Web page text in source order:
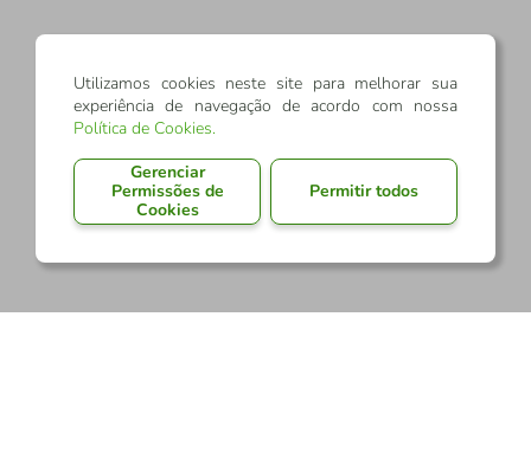
Utilizamos cookies neste site para melhorar sua
experiência de navegação de acordo com nossa
Política de Cookies.
Gerenciar
Permissões de
Cookies
Permitir todos